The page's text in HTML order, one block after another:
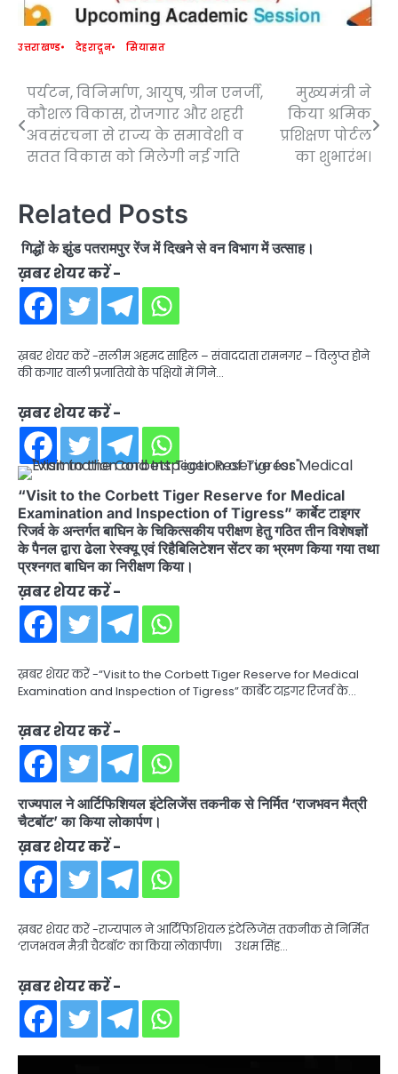
उत्तराखण्ड देहरादून सियासत
Post
navigation
पर्यटन, विनिर्माण, आयुष, ग्रीन एनर्जी,
कौशल विकास, रोजगार और शहरी
अवसंरचना से राज्य के समावेशी व
सतत विकास को मिलेगी नई गति
मुख्यमंत्री ने
किया श्रमिक
प्रशिक्षण पोर्टल
का शुभारंभ।
Related Posts
गिद्धों के झुंड पतरामपुर रेंज में दिखने से वन विभाग में उत्साह।
ख़बर शेयर करें -
ख़बर शेयर करें -सलीम अहमद साहिल – संवाददाता रामनगर – विलुप्त होने
की कगार वाली प्रजातियो के पक्षियों में गिने…
ख़बर शेयर करें -
“Visit to the Corbett Tiger Reserve for Medical
Examination and Inspection of Tigress” कार्बेट टाइगर
रिजर्व के अन्तर्गत बाघिन के चिकित्सकीय परीक्षण हेतु गठित तीन विशेषज्ञों
के पैनल द्वारा ढेला रेस्क्यू एवं रिहैबिलिटेशन सेंटर का भ्रमण किया गया तथा
प्रश्नगत बाघिन का निरीक्षण किया।
ख़बर शेयर करें -
ख़बर शेयर करें -“Visit to the Corbett Tiger Reserve for Medical
Examination and Inspection of Tigress” कार्बेट टाइगर रिजर्व के…
ख़बर शेयर करें -
राज्यपाल ने आर्टिफिशियल इंटेलिजेंस तकनीक से निर्मित ‘राजभवन मैत्री
चैटबॉट’ का किया लोकार्पण।
ख़बर शेयर करें -
ख़बर शेयर करें -राज्यपाल ने आर्टिफिशियल इंटेलिजेंस तकनीक से निर्मित
‘राजभवन मैत्री चैटबॉट’ का किया लोकार्पण। उधम सिंह…
ख़बर शेयर करें -